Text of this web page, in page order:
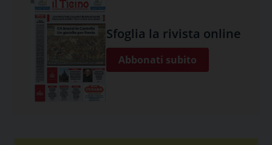
Sfoglia la rivista online
Abbonati subito